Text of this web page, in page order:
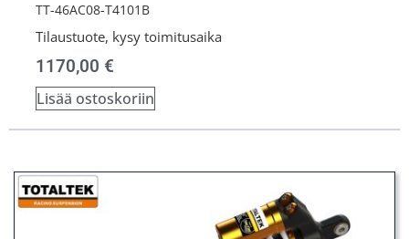
TT-46AC08-T4101B
Tilaustuote, kysy toimitusaika
1170,00 €
Lisää ostoskoriin